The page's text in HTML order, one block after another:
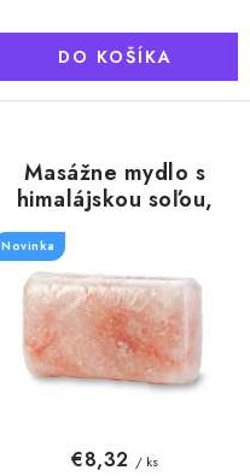
DO KOŠÍKA
Masážne mydlo s
himalájskou soľou,
Novinka
€8,32 / ks